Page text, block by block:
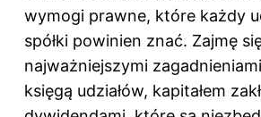
wymogi prawne, które każdy
spółki powinien znać. Zajmę
najważniejszymi
księgą udziałów, kapitałem